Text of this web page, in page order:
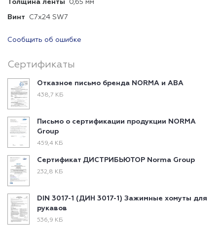
Толщина ленты 0,65 мм
Винт C7x24 SW7
Сообщить об ошибке
Сертификаты
Отказное письмо бренда NORMA и ABA
438,7 КБ
Письмо о сертификации продукции NORMA
Group
459,4 КБ
Сертификат ДИСТРИБЬЮТОР Norma Group
232,8 КБ
DIN 3017-1 (ДИН 3017-1) Зажимные хомуты для
рукавов
536,9 КБ